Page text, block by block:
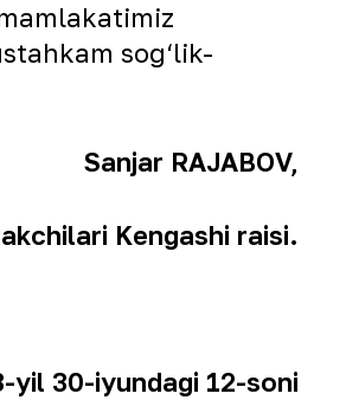
sog‘lik-
Sanjar RAJABOV,
Kengashi raisi.
yil 30-iyundagi 12-soni